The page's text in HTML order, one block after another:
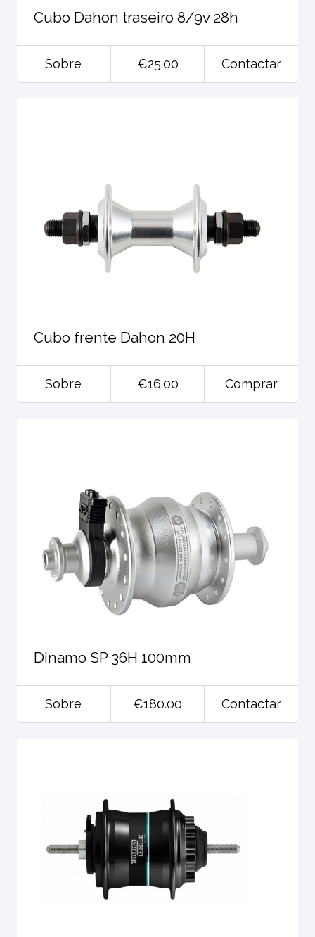
Cubo Dahon traseiro 8/9v 28h
Sobre €25.00 Contactar
Cubo frente Dahon 20H
Sobre €16.00 Comprar
Dinamo SP 36H 100mm
Sobre €180.00 Contactar